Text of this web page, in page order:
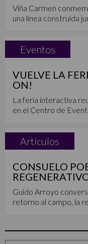
Viña Carmen
una línea construida
Eventos
VUELVE LA
ON!
La feria interactiva
en el Centro de
Artículos
CONSUELO
Guido Arroyo
retorno al campo, la